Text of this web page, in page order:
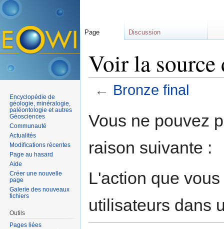
Voir la
← Bronze final
Vous ne pouvez
raison suivante :
L'action que
utilisateurs dans
Page Discussion
Encyclopédie de
géologie, minéralogie,
paléontologie et autres
Géosciences
Communauté
Actualités
Modifications récentes
Page au hasard
Aide
Créer une nouvelle
page
Galerie des nouveaux
fichiers
Outils
Pages liées